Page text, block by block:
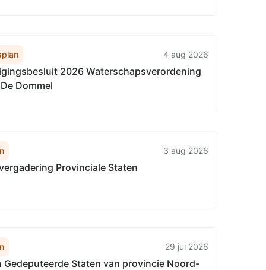
4 aug 2026
2026 Waterschapsverordening
Dommel
3 aug 2026
Provinciale Staten
29 jul 2026
Gedeputeerde Staten van provincie Noord-